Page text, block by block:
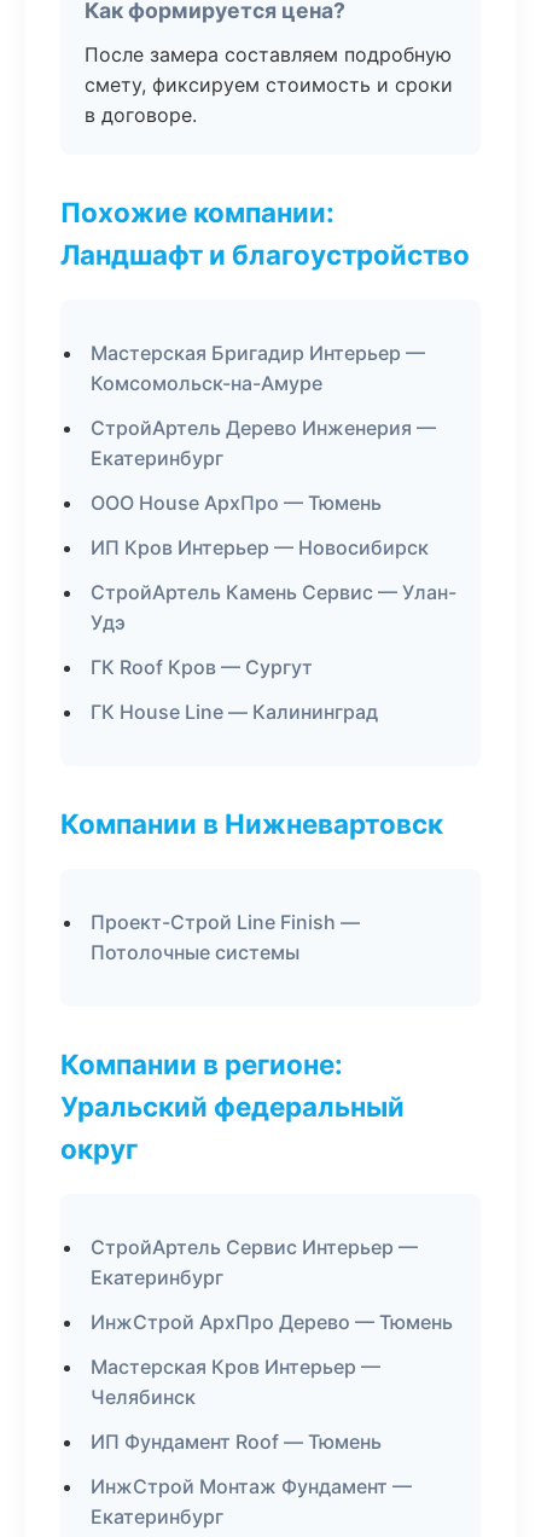
Как формируется цена?
После замера составляем подробную
смету, фиксируем стоимость и сроки
в договоре.
Похожие компании:
Ландшафт и благоустройство
Мастерская Бригадир Интерьер —
Комсомольск-на-Амуре
СтройАртель Дерево Инженерия —
Екатеринбург
ООО House АрхПро — Тюмень
ИП Кров Интерьер — Новосибирск
СтройАртель Камень Сервис — Улан-
Удэ
ГК Roof Кров — Сургут
ГК House Line — Калининград
Компании в Нижневартовск
Проект-Строй Line Finish —
Потолочные системы
Компании в регионе:
Уральский федеральный
округ
СтройАртель Сервис Интерьер —
Екатеринбург
ИнжСтрой АрхПро Дерево — Тюмень
Мастерская Кров Интерьер —
Челябинск
ИП Фундамент Roof — Тюмень
ИнжСтрой Монтаж Фундамент —
Екатеринбург